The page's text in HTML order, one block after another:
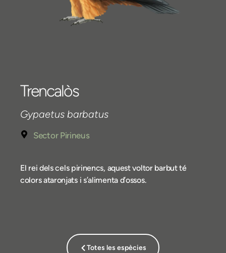
Trencalòs
Gypaetus barbatus
Sector Pirineus
El rei dels cels pirinencs, aquest voltor barbut té
colors ataronjats i s’alimenta d’ossos.
Totes les espècies